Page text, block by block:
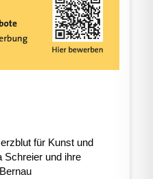
für Kunst und
Schreier und ihre